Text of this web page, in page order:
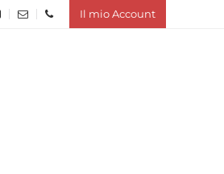
Il mio Account